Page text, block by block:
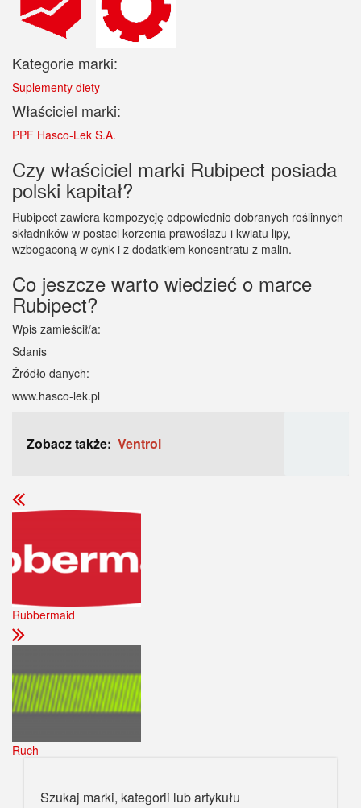
Kategorie marki:
Suplementy diety
Właściciel marki:
PPF Hasco-Lek S.A.
Czy właściciel marki Rubipect posiada
polski kapitał?
Rubipect zawiera kompozycję odpowiednio dobranych roślinnych
składników w postaci korzenia prawoślazu i kwiatu lipy,
wzbogaconą w cynk i z dodatkiem koncentratu z malin.
Co jeszcze warto wiedzieć o marce
Rubipect?
Wpis zamieścił/a:
Sdanis
Źródło danych:
www.hasco-lek.pl
Zobacz także: Ventrol
Rubbermaid
Ruch
Szukaj marki, kategorii lub artykułu